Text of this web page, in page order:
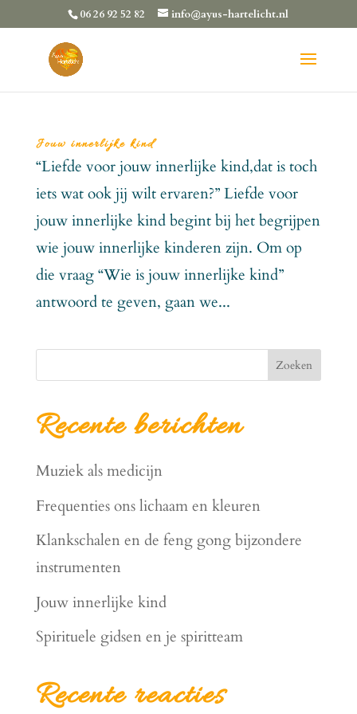
06 26 92 52 82 info@ayus-hartelicht.nl
Jouw innerlijke kind
“Liefde voor jouw innerlijke kind,dat is toch
iets wat ook jij wilt ervaren?” Liefde voor
jouw innerlijke kind begint bij het begrijpen
wie jouw innerlijke kinderen zijn. Om op
die vraag “Wie is jouw innerlijke kind”
antwoord te geven, gaan we...
Zoeken
Recente berichten
Muziek als medicijn
Frequenties ons lichaam en kleuren
Klankschalen en de feng gong bijzondere
instrumenten
Jouw innerlijke kind
Spirituele gidsen en je spiritteam
Recente reacties